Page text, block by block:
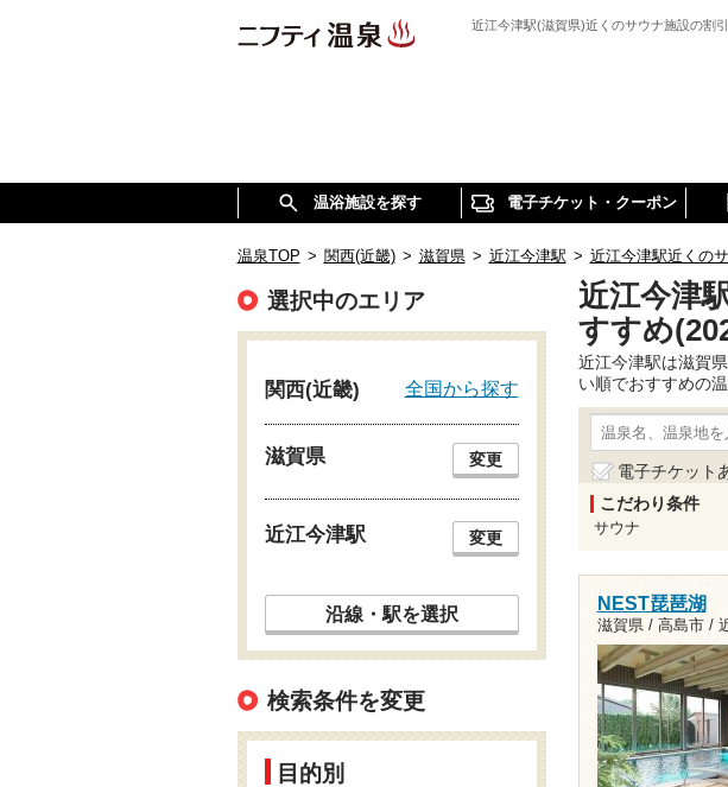
近江今津駅(滋賀県)近くのサウナ施設の割
温浴施設を探す 電子チケット・クーポン
温泉TOP > 関西(近畿) > 滋賀県 > 近江今津駅 > 近江今津駅近くの
近江今津
すすめ
近江今津駅は滋賀
い順でおすすめの
電子チケット
こだわり条件
サウナ
NEST琵琶湖
滋賀県 / 高島市 /
選択中のエリア
関西(近畿) 全国から探す
滋賀県 変更
近江今津駅 変更
沿線・駅を選択
検索条件を変更
目的別